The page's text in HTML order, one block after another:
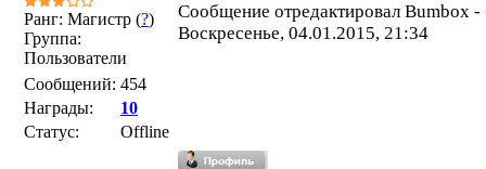
Ранг: Магистр (?)
Группа:
Пользователи
Сообщений: 454
Награды:
10
Статус:
Offline
Сообщение отредактировал Bumbox -
Воскресенье, 04.01.2015, 21:34